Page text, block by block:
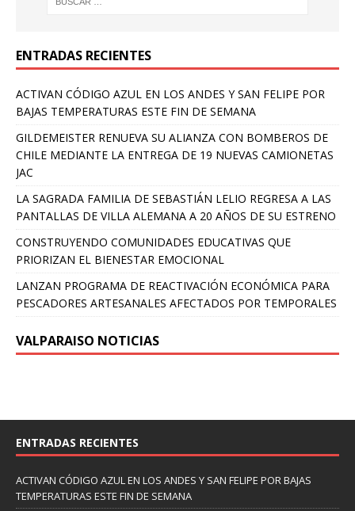
ENTRADAS RECIENTES
ACTIVAN CÓDIGO AZUL EN LOS ANDES Y SAN FELIPE POR
BAJAS TEMPERATURAS ESTE FIN DE SEMANA
GILDEMEISTER RENUEVA SU ALIANZA CON BOMBEROS DE
CHILE MEDIANTE LA ENTREGA DE 19 NUEVAS CAMIONETAS
JAC
LA SAGRADA FAMILIA DE SEBASTIÁN LELIO REGRESA A LAS
PANTALLAS DE VILLA ALEMANA A 20 AÑOS DE SU ESTRENO
CONSTRUYENDO COMUNIDADES EDUCATIVAS QUE
PRIORIZAN EL BIENESTAR EMOCIONAL
LANZAN PROGRAMA DE REACTIVACIÓN ECONÓMICA PARA
PESCADORES ARTESANALES AFECTADOS POR TEMPORALES
VALPARAISO NOTICIAS
ENTRADAS RECIENTES
ACTIVAN CÓDIGO AZUL EN LOS ANDES Y SAN FELIPE POR BAJAS
TEMPERATURAS ESTE FIN DE SEMANA